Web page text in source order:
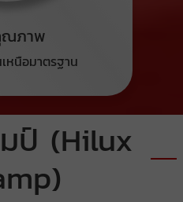
ณภาพ
หนือมาตรฐาน
ป์ (Hilux